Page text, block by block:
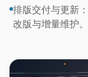
排版交付与更新
改版与增量维护。